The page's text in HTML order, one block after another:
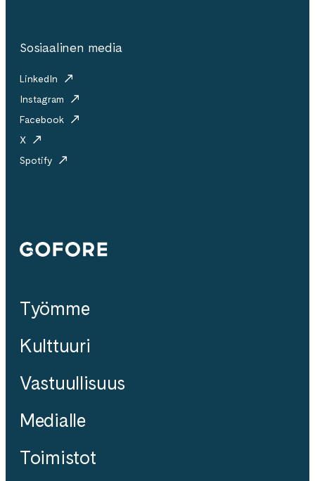
Sosiaalinen media
LinkedIn
Instagram
Facebook
X
Spotify
Gofore
Työmme
Kulttuuri
Vastuullisuus
Medialle
Toimistot